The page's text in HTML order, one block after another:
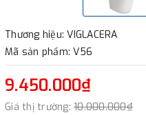
Thương hiệu: VIGLACERA
Mã sản phẩm: V56
9.450.000₫
Giá thị trường: 10.000.000₫